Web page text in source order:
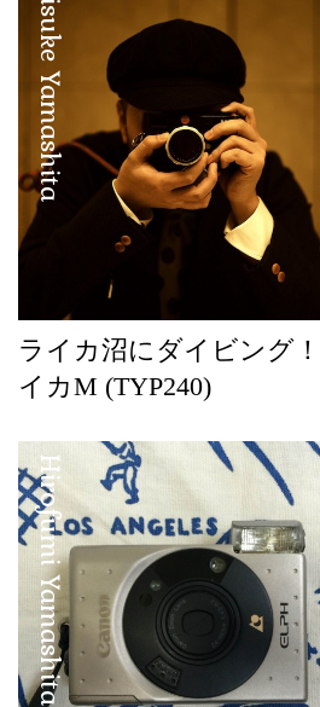
Eisuke Yamashita
ライカ沼にダイビング
イカM (TYP240)
Hirofumi Yamashita